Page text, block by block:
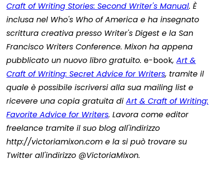
Craft of Writing Stories: Second Writer's Manual. È
inclusa nel Who's Who of America e ha insegnato
scrittura creativa presso Writer's Digest e la San
Francisco Writers Conference. Mixon ha appena
pubblicato un nuovo libro gratuito.e-book,Art &
Craft of Writing: Secret Advice for Writers, tramite il
quale è possibile iscriversi alla sua mailing list e
ricevere una copia gratuita diArt & Craft of Writing:
Favorite Advice for Writers. Lavora come editor
freelance tramite il suo blog all'indirizzo
http://victoriamixon.com e la si può trovare su
Twitter all'indirizzo @VictoriaMixon.